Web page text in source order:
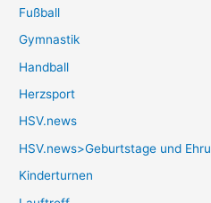
Fußball
Gymnastik
Handball
Herzsport
HSV.news
HSV.news>Geburtstage und
Kinderturnen